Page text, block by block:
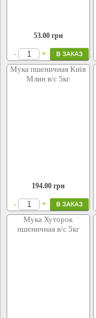
53.00грн
- +
Мука пшеничная Київ
Млин в/с 5кг
194.00грн
- +
Мука Хуторок
пшеничная в/с 5кг